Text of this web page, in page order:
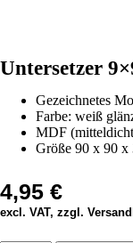
Untersetzer
Gezeichnetes
Farbe: weiß
MDF
Größe 90 x 90 x
4,95 €
excl. VAT, zzgl.